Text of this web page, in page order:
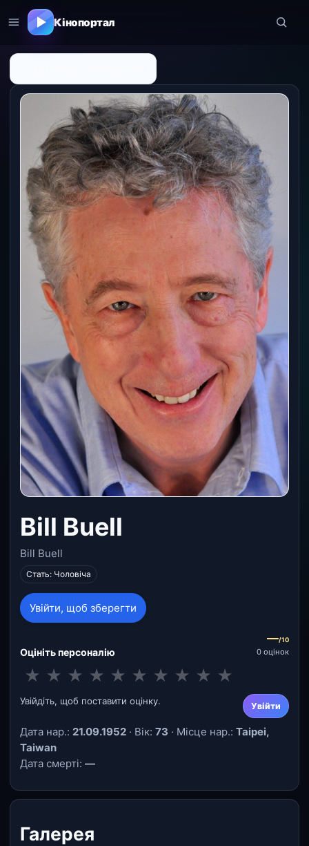
Кінопортал
Bill Buell
Bill Buell
Стать: Чоловіча
Увійти, щоб зберегти
Оцініть персоналію
—/10
0 оцінок
★ ★ ★ ★ ★ ★ ★ ★ ★ ★
Увійдіть, щоб поставити оцінку. Увійти
Дата нар.: 21.09.1952 · Вік: 73 · Місце нар.: Taipei,
Taiwan
Дата смерті: —
Галерея